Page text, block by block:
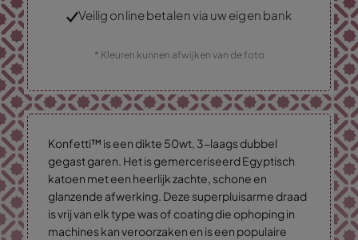
Veilig online betalen via uw eigen bank
* Kleuren kunnen afwijken van de foto
Konfetti™ is een dikte 50wt, 3-laags dubbel
gegast garen. Het is gemerceriseerd Egyptisch
katoen met een heerlijk zachte, schone en
glanzende afwerking. Deze superpluisarme draad
is vrij van elk type was of coating die ophoping in
machines kan veroorzaken en is een populaire